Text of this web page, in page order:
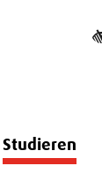
Studieren